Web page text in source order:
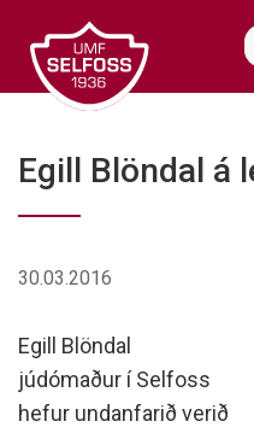
efni
Egill Blöndal á
30.03.2016
Egill Blöndal
júdómaður í Selfoss
hefur undanfarið verið